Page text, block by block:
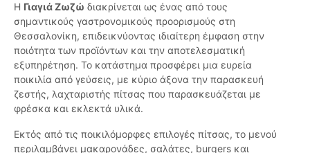
Η Γιαγιά Ζωζώ διακρίνεται ως ένας από τους
σημαντικούς γαστρονομικούς προορισμούς στη
Θεσσαλονίκη, επιδεικνύοντας ιδιαίτερη έμφαση στην
ποιότητα των προϊόντων και την αποτελεσματική
εξυπηρέτηση. Το κατάστημα προσφέρει μια ευρεία
ποικιλία από γεύσεις, με κύριο άξονα την παρασκευή
ζεστής, λαχταριστής πίτσας που παρασκευάζεται με
φρέσκα και εκλεκτά υλικά.
Εκτός από τις ποικιλόμορφες επιλογές πίτσας, το μενού
περιλαμβάνει μακαρονάδες, σαλάτες, burgers και